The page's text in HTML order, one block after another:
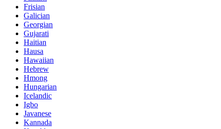
Frisian
Galician
Georgian
Gujarati
Haitian
Hausa
Hawaiian
Hebrew
Hmong
Hungarian
Icelandic
Igbo
Javanese
Kannada